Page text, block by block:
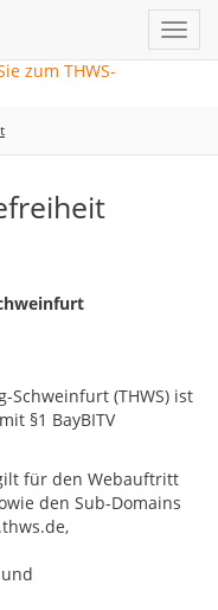
Schweinfurt (THWS) ist
§1 BayBITV
für den Webauftritt
den Sub-Domains